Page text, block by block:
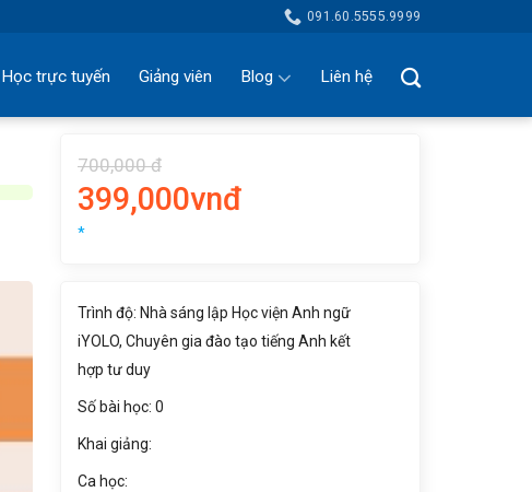
091.60.5555.9999
Học trực tuyến Giảng viên Blog Liên hệ
700,000 đ
399,000vnđ
*
Trình độ: Nhà sáng lập Học viện Anh ngữ
iYOLO, Chuyên gia đào tạo tiếng Anh kết
hợp tư duy
Số bài học: 0
Khai giảng:
Ca học: